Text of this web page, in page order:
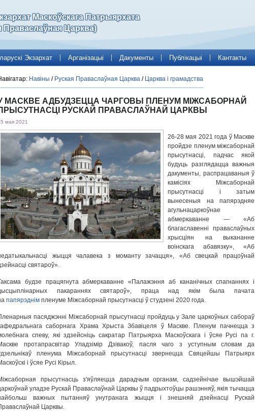
Маскоўскага Патрыярхата
Праваслаўная Царква)
Экзархат Арганізацыі Дакументы Публікацыі Кантакты
Навіны / Руская Праваслаўная Царква / Царква і грамадства
МАСКВЕ АДБУДЗЕЦЦА ЧАРГОВЫ ПЛЕНУМ МІЖСАБОРНАЙ
РУСКАЙ ПРАВАСЛАЎНАЙ ЦАРКВЫ
мая 2021
26-28 мая 2021 года ў Маскве
пройдзе пленум міжсаборнай
прысутнасці, падчас якой
будуць разглядацца важныя
дакументы, распрацаваныя ў
камісіях Міжсаборнай
прысутнасці і затым
вынесеныя на папярэдняе
агульнацаркоўнае
абмеркаванне — «Аб
благаславенні праваслаўных
хрысціян на выкананне
воінскага абавязку», «Аб
жыцця чалавека з моманту зачацця», «Аб свецкай працоўнай
святароў».
будзе працягнута абмеркаванне «Палажэння аб кананічных спагнаннях і
пакараннях святароў», праца над якім была пачата
папярэднім пленуме Міжсаборнай прысутнасці ў студзені 2020 года.
пасяджэнні Міжсаборнай прысутнасці пройдуць у Зале царкоўных сабораў
саборнага Храма Хрыста Збавіцеля ў Маскве. Пленум пачнецца з
спеву, які здзейсніць сакратар Патрыярха Маскоўскага і ўсяе Русі па г.
протапрасвітар Уладзімір Дзівакоў, пасля чаго з уступным словам да
пленума Міжсаборнай прысутнасці звернецца Свяцейшы Патрыярх
і ўсяе Русі Кірыл.
прысутнасць з'яўляецца дарадчым органам, садзейнічае вышэйшай
уладзе Рускай Праваслаўнай Царквы ў падрыхтоўцы рашэнняў, якія тычацца
важных пытанняў унутранага жыцця і знешняй дзейнасці Рускай
Царквы.